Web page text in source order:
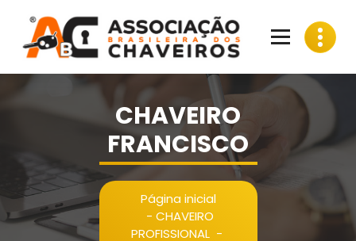
conteúdo
CHAVEIRO
FRANCISCO
Página inicial
- CHAVEIRO
PROFISSIONAL-